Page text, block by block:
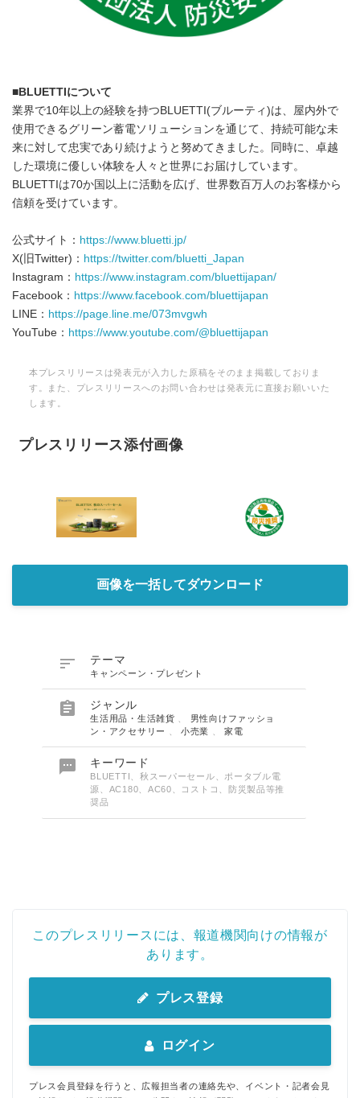
■BLUETTIについて
業界で10年以上の経験を持つBLUETTI(ブルーティ)は、屋内外で
使用できるグリーン蓄電ソリューションを通じて、持続可能な未
来に対して忠実であり続けようと努めてきました。同時に、卓越
した環境に優しい体験を人々と世界にお届けしています。
BLUETTIは70か国以上に活動を広げ、世界数百万人のお客様から
信頼を受けています。
公式サイト： https://www.bluetti.jp/
X(旧Twitter)： https://twitter.com/bluetti_Japan
Instagram： https://www.instagram.com/bluettijapan/
Facebook： https://www.facebook.com/bluettijapan
LINE： https://page.line.me/073mvgwh
YouTube： https://www.youtube.com/@bluettijapan
本プレスリリースは発表元が入力した原稿をそのまま掲載しておりま
す。また、プレスリリースへのお問い合わせは発表元に直接お願いいた
します。
プレスリリース添付画像
画像を一括してダウンロード
 テーマ
キャンペーン・プレゼント
 ジャンル
生活用品・生活雑貨
男性向けファッショ
ン・アクセサリー
、小売業 、家電
 キーワード
BLUETTI、秋スーパーセール、ポータブル電
源、AC180、AC60、コストコ、防災製品等推
奨品
このプレスリリースには、報道機関向けの情報が
あります。
プレス登録
ログイン
プレス会員登録を行うと、広報担当者の連絡先や、イベント・記者会見